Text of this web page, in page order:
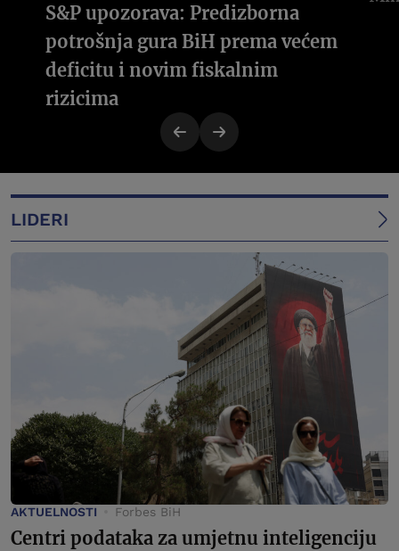
S&P upozorava: Predizborna
potrošnja gura BiH prema većem
deficitu i novim fiskalnim
rizicima
LIDERI
AKTUELNOSTI Forbes BiH
Centri podataka za umjetnu inteligenciju